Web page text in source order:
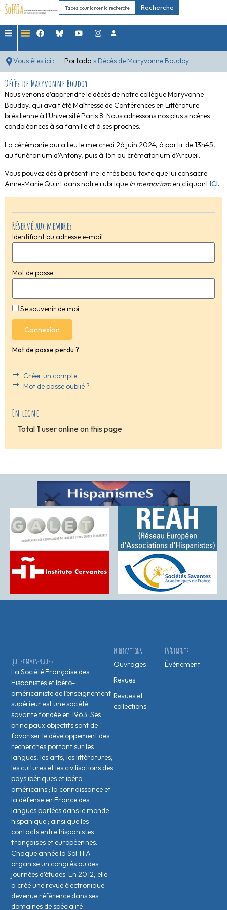
Recherche
Vous êtes ici : Portada » Décès de Maryvonne Boudoy
Réservé aux membres
Identifiant ou adresse e-mail
Mot de passe
Se souvenir de moi
Connexion
Mot de passe perdu ?
Créer un compte
Mot de passe oublié ?
En ligne
Total 1 user online on this page
Décès de Maryvonne Boudoy
Nous venons d’apprendre le décès de notre collègue Maryvonne
Boudoy, qui avait été Maîtresse de Conférences en Littérature
brésilienne à l’Université Paris 8. Nous adressons nos plus sincères
condoléances à sa famille et à ses proches.
La cérémonie aura lieu le mercredi 26 juin 2024, à partir de 13h45,
au funérarium d’Antony, puis à 15h au crématorium d’Arcueil.
Vous pouvez dès à présent lire le très beau texte que lui consacre
Anne-Marie Quint dans notre rubrique In memoriamen cliquantICI.
ÉVÉNEMENTS
Évènement
PUBLICATIONS
Ouvrages
Revues
Revues et
collections
QUI SOMMES-NOUS ?
La Société Française des
Hispanistes et Ibéro-
américaniste de l’enseignement
supérieur est une société
savante fondée en 1963. Ses
principaux objectifs sont de
favoriser le développement des
recherches portant sur les
langues, les arts, les littératures,
les cultures et les civilisations des
pays ibériques et ibéro-
américains ; la connaissance et
la défense en France des
langues parlées dans le monde
hispanique ; ainsi que les
contacts entre hispanistes
français·es et européen·nes.
Chaque année la SoFHIA
organise un congrès ou des
journées d’études. En 2012, elle
a créé une revue électronique
devenue référence dans ses
domaines de spécialité :